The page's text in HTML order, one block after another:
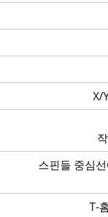
X/
스핀들 중심
T-